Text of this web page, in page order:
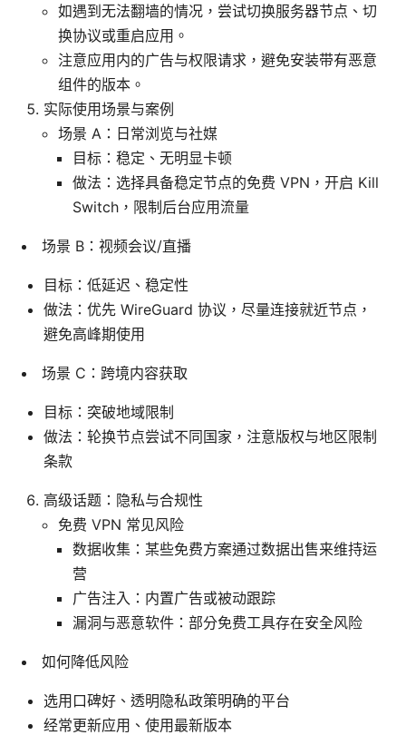
如遇到无法翻墙的情况，尝试切换服务器节点、切
换协议或重启应用。
注意应用内的广告与权限请求，避免安装带有恶意
组件的版本。
实际使用场景与案例
场景 A：日常浏览与社媒
目标：稳定、无明显卡顿
做法：选择具备稳定节点的免费 VPN，开启 Kill
Switch，限制后台应用流量
场景 B：视频会议/直播
目标：低延迟、稳定性
做法：优先 WireGuard 协议，尽量连接就近节点，
避免高峰期使用
场景 C：跨境内容获取
目标：突破地域限制
做法：轮换节点尝试不同国家，注意版权与地区限制
条款
高级话题：隐私与合规性
免费 VPN 常见风险
数据收集：某些免费方案通过数据出售来维持运
营
广告注入：内置广告或被动跟踪
漏洞与恶意软件：部分免费工具存在安全风险
如何降低风险
选用口碑好、透明隐私政策明确的平台
经常更新应用、使用最新版本